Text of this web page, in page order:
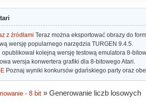
z źródłami Teraz można eksportować obrazy do
wersję popularnego narzędzia TURGEN 9.4.5.
opublikował kolejną wersję testową emulatora 8-
wersja konwertera grafiki dla 8-bitowego Atari.
Poznaj wyniki konkursów gdańskiego party oraz
- 8 bit »Generowanie liczb losowych